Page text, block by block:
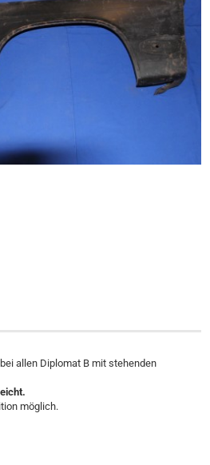
allen Diplomat B mit stehenden
möglich.